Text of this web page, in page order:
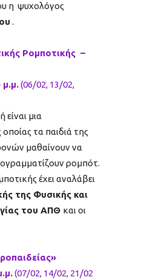
η ψυχολόγος
.
Ρομποτικής –
μ.μ.(06/02, 13/02,
μια
τα παιδιά της
μαθαίνουν να
ρομπότ.
έχει αναλάβει
της Φυσικής και
του ΑΠΘ και οι
(07/02, 14/02, 21/02